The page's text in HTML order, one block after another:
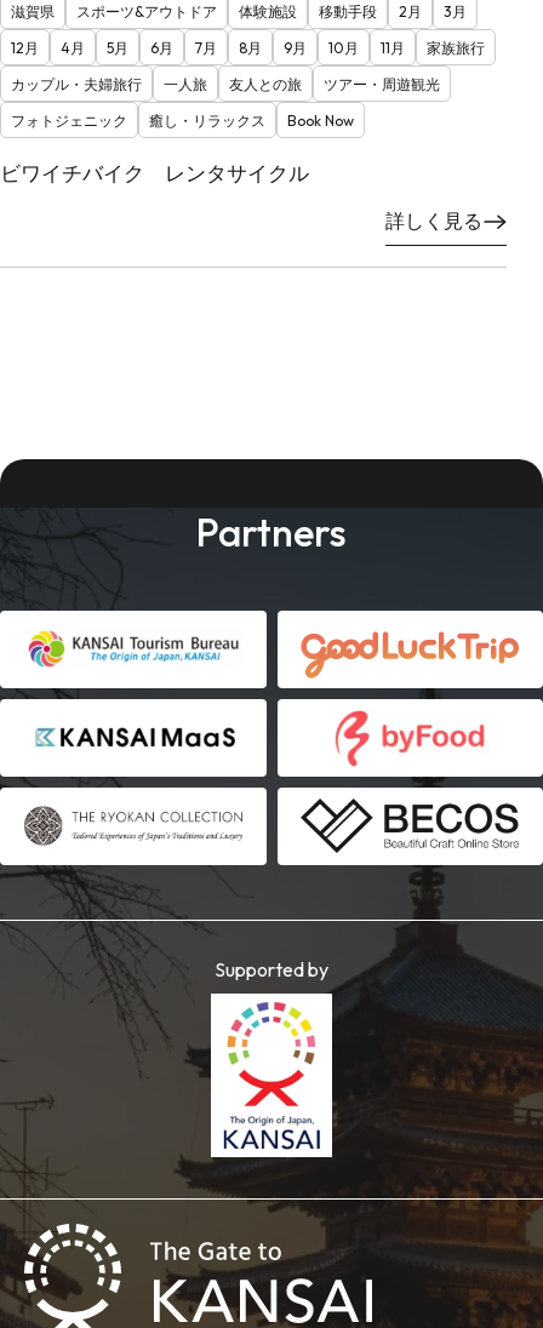
滋賀県 スポーツ&アウトドア 体験施設 移動手段 2月
3月
12月
4月 5月 6月 7月 8月 9月 10月 11月
家族旅行
カップル・夫婦旅行
一人旅 友人との旅
ツアー・周遊観光
フォトジェニック
癒し・リラックス Book Now
ビワイチバイク レンタサイクル
詳しく見る
Partners
Supported by